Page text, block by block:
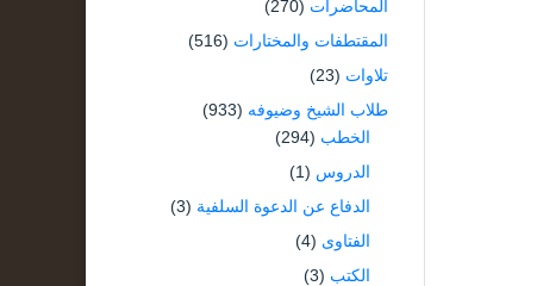
المحاضرات (270)
المقتطفات والمختارات (516)
تلاوات (23)
طلاب الشيخ وضيوفه (933)
الخطب (294)
الدروس (1)
الدفاع عن الدعوة السلفية (3)
الفتاوى (4)
الكتب (3)